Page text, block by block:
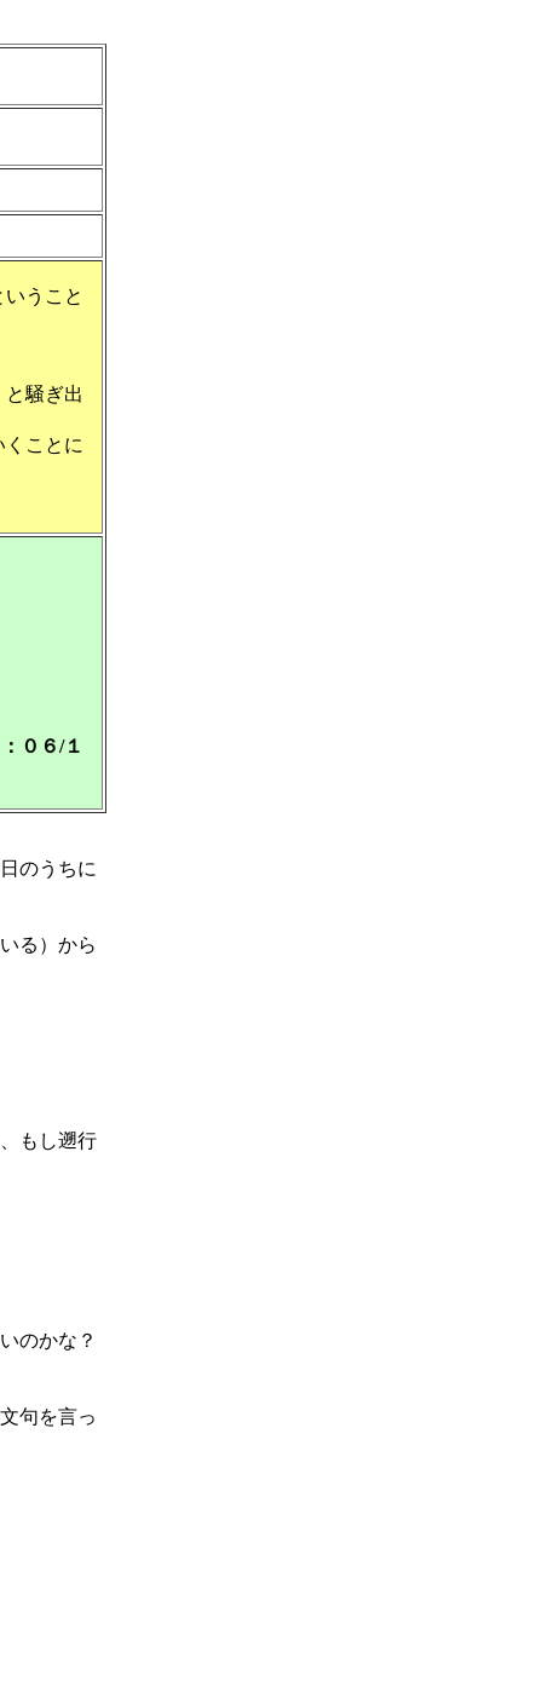
うこと
騒ぎ出
ことに
０６/１
のうちに
る）から
もし遡行
のかな？
句を言っ